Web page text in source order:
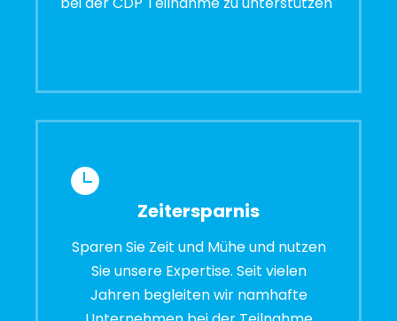
Zeitersparnis
Sparen Sie Zeit und Mühe und nutzen
Sie unsere Expertise. Seit vielen
Jahren begleiten wir namhafte